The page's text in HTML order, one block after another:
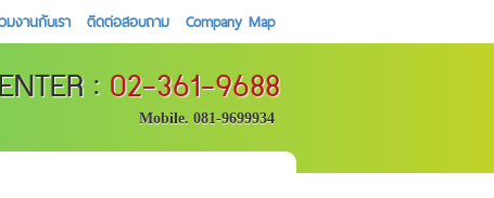
มงานกับเรา ติดต่อสอบถาม Company Map
: 02-361-9688
Mobile. 081-9699934